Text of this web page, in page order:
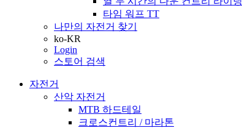
타임 워프 TT
나만의 자전거 찾기
ko-KR
Login
스토어 검색
자전거
산악 자전거
MTB 하드테일
크로스컨트리 / 마라톤